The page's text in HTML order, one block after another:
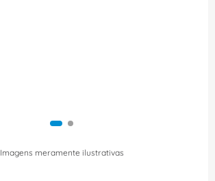
Imagens meramente ilustrativas